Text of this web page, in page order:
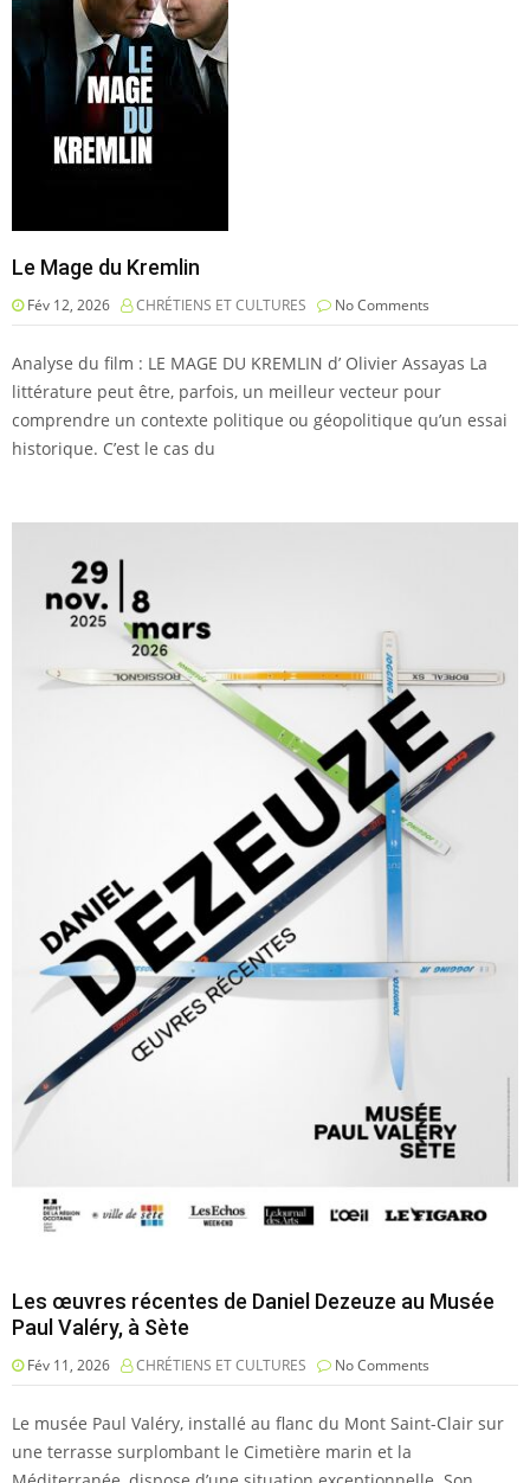
Le Mage du Kremlin
Fév 12, 2026 CHRÉTIENS ET CULTURES No Comments
Analyse du film : LE MAGE DU KREMLIN d’ Olivier Assayas La
littérature peut être, parfois, un meilleur vecteur pour
comprendre un contexte politique ou géopolitique qu’un essai
historique. C’est le cas du
Les œuvres récentes de Daniel Dezeuze au Musée
Paul Valéry, à Sète
Fév 11, 2026 CHRÉTIENS ET CULTURES No Comments
Le musée Paul Valéry, installé au flanc du Mont Saint-Clair sur
une terrasse surplombant le Cimetière marin et la